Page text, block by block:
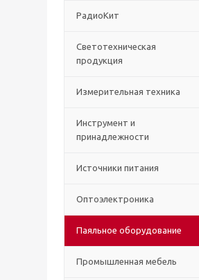
РадиоКит
Светотехническая
продукция
Измерительная техника
Инструмент и
принадлежности
Источники питания
Оптоэлектроника
Паяльное оборудование
Промышленная мебель